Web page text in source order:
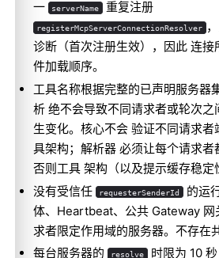
一
serverName 重复注册
registerMcpServerConnectionResolver
诊断（首次注册生效），因此 连
件加载顺序。
工具名称根据完整的已声明服务器
析 绝不会导致不同请求者或轮次
生变化。核心不会 验证不同请求
具架构；解析器 必须让每个请求者
否则工具 架构（以及提示缓存稳定
没有受信任
requesterSenderId
的运
体、Heartbeat、公共 Gateway 网
求者限定作用域的服务器。不存在
每台服务器的
resolve
时限为 10